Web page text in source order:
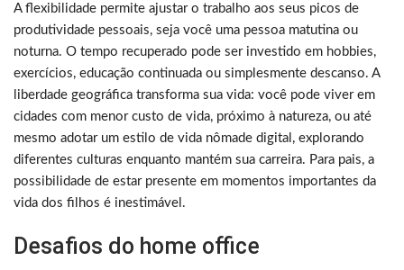
A flexibilidade permite ajustar o trabalho aos seus picos de
produtividade pessoais, seja você uma pessoa matutina ou
noturna. O tempo recuperado pode ser investido em hobbies,
exercícios, educação continuada ou simplesmente descanso. A
liberdade geográfica transforma sua vida: você pode viver em
cidades com menor custo de vida, próximo à natureza, ou até
mesmo adotar um estilo de vida nômade digital, explorando
diferentes culturas enquanto mantém sua carreira. Para pais, a
possibilidade de estar presente em momentos importantes da
vida dos filhos é inestimável.
Desafios do home office